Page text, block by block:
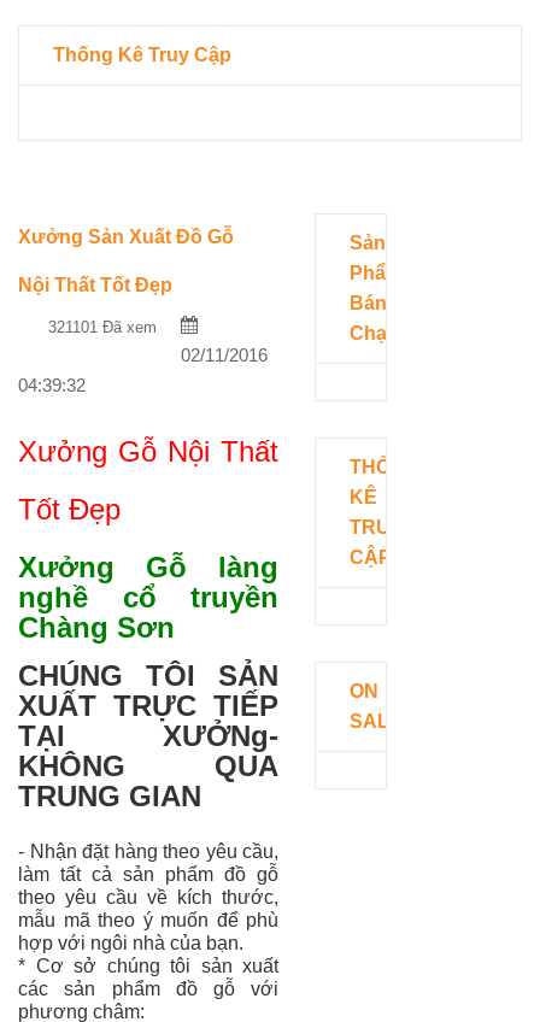
Thống Kê Truy Cập
Xưởng Sản Xuất Đồ Gỗ
Nội Thất Tốt Đẹp
321101 Đã xem
02/11/2016
04:39:32
Xưởng Gỗ Nội Thất
Tốt Đẹp
Xưởng Gỗ làng
nghề cổ truyền
Chàng Sơn
CHÚNG TÔI SẢN
XUẤT TRỰC TIẾP
TẠI XƯỞNg-
KHÔNG QUA
TRUNG GIAN
- Nhận đặt hàng theo yêu cầu,
làm tất cả sản phẩm đồ gỗ
theo yêu cầu về kích thước,
mẫu mã theo ý muốn để phù
hợp với ngôi nhà của bạn.
* Cơ sở chúng tôi sản xuất
các sản phẩm đồ gỗ với
phương châm:
Sản
Phẩm
Bán
Chạy
THỐNG
KÊ
TRUY
CẬP
ON
SALE